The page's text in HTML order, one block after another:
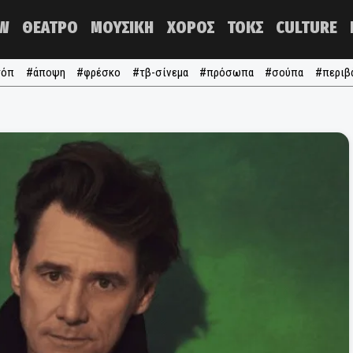
NOW ΘΕΑΤΡΟ ΜΟΥΣΙΚΗ ΧΟΡΟΣ ΤΟΚΣ
#τα τόπ #άποψη #φρέσκο #τβ-σίνεμα #πρόσωπα